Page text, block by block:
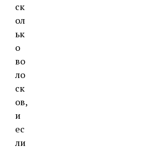
ск
ол
ьк
о
во
ло
ск
ов,
и
ес
ли